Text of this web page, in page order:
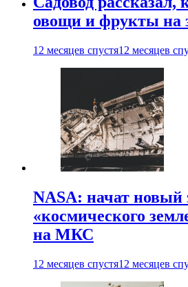
овощи и фрукты на
12 месяцев спустя12 месяцев
NASA: начат новый
«космического
на МКС
12 месяцев спустя12 месяцев